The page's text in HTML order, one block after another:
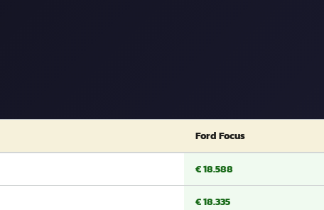
Ford Focus
€ 18.588
€ 18.335